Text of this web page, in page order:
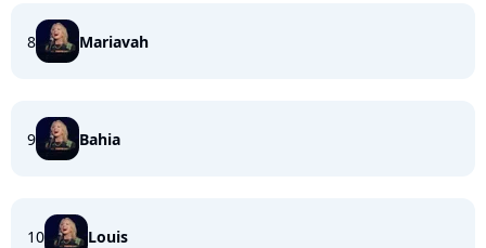
8 Mariavah
9 Bahia
10 Louis